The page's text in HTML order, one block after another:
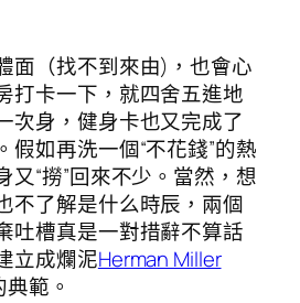
（找不到來由)，也會心
打卡一下，就四舍五進地
次身，健身卡也又完成了
假如再洗一個“不花錢”的熱
又“撈”回來不少。當然，想
不了解是什么時辰，兩個
吐槽真是一對措辭不算話
立成爛泥Herman Miller
範。